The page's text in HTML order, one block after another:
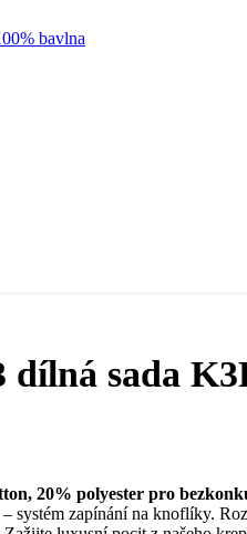
bavlna
dílná sada
20% polyester pro
zapínání na knoflíky.